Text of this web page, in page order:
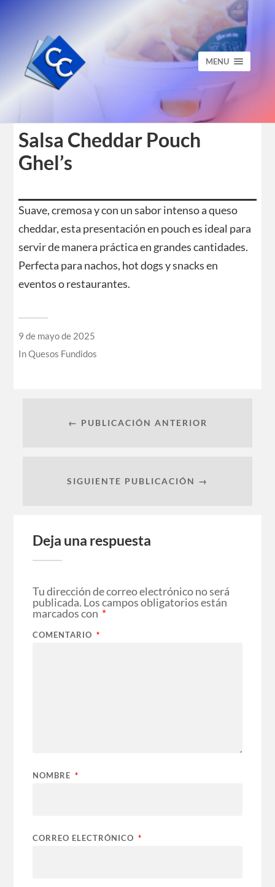
MENU
Salsa Cheddar Pouch
Ghel’s
Suave, cremosa y con un sabor intenso a queso
cheddar, esta presentación en pouch es ideal para
servir de manera práctica en grandes cantidades.
Perfecta para nachos, hot dogs y snacks en
eventos o restaurantes.
9 de mayo de 2025
InQuesos Fundidos
← PUBLICACIÓN ANTERIOR
SIGUIENTE PUBLICACIÓN →
Deja una respuesta
Tu dirección de correo electrónico no será
publicada. Los campos obligatorios están
marcados con *
COMENTARIO *
NOMBRE *
CORREO ELECTRÓNICO *